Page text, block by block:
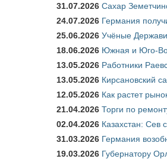
31.07.2026 Сахар
24.07.2026 Германия
25.06.2026 Учёные
18.06.2026 Южная и Юго-
13.05.2026 Работники
13.05.2026 Кирсановский
12.05.2026 Как растет
21.04.2026 Торги по
02.04.2026 Казахстан: Сев
31.03.2026 Германия
19.03.2026 Губернатору